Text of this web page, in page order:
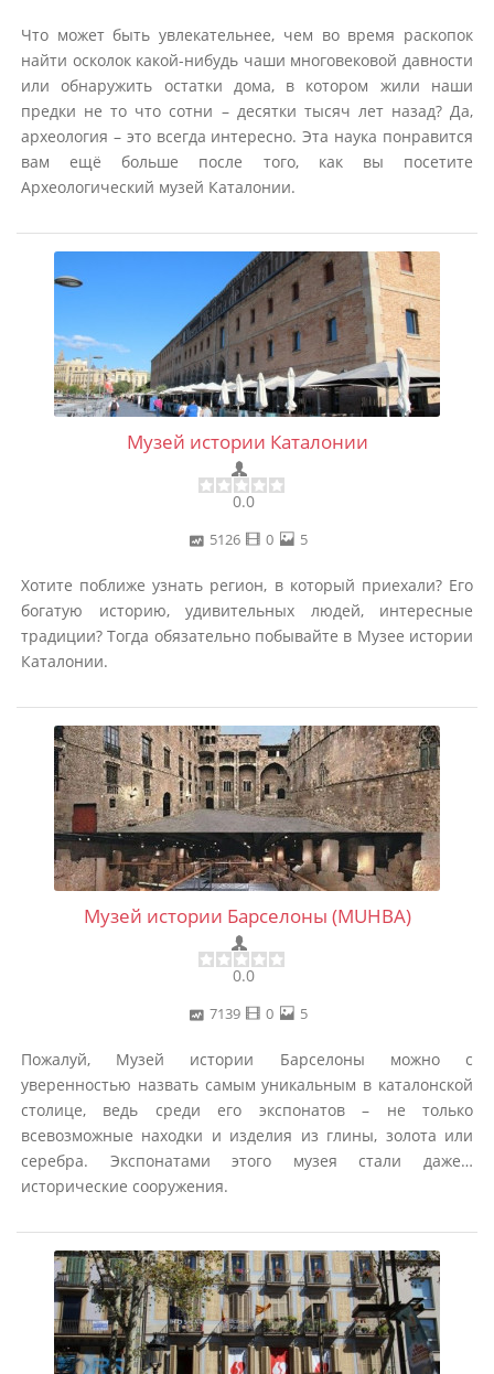
Что может быть увлекательнее, чем во время раскопок
найти осколок какой-нибудь чаши многовековой давности
или обнаружить остатки дома, в котором жили наши
предки не то что сотни – десятки тысяч лет назад? Да,
археология – это всегда интересно. Эта наука понравится
вам ещё больше после того, как вы посетите
Археологический музей Каталонии.
Музей истории Каталонии
0.0
5126 0 5
Хотите поближе узнать регион, в который приехали? Его
богатую историю, удивительных людей, интересные
традиции? Тогда обязательно побывайте в Музее истории
Каталонии.
Музей истории Барселоны (MUHBA)
0.0
7139 0 5
Пожалуй, Музей истории Барселоны можно с
уверенностью назвать самым уникальным в каталонской
столице, ведь среди его экспонатов – не только
всевозможные находки и изделия из глины, золота или
серебра. Экспонатами этого музея стали даже…
исторические сооружения.